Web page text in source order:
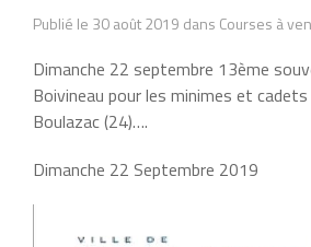
Publié le 30 août 2019 dans Courses à
Dimanche 22 septembre 13ème
Boivineau pour les minimes et
Boulazac (24)….
Dimanche 22 Septembre 2019